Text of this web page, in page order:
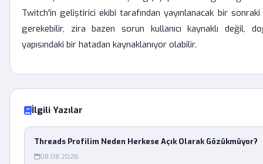
Twitch'in geliştirici ekibi tarafından yayınlanacak bir
gerekebilir, zira bazen sorun kullanıcı kaynaklı değil,
yapısındaki bir hatadan kaynaklanıyor olabilir.
İlgili Yazılar
Threads Profilim Neden Herkese Açık Olarak Gözükmüyor?
08.08.2026